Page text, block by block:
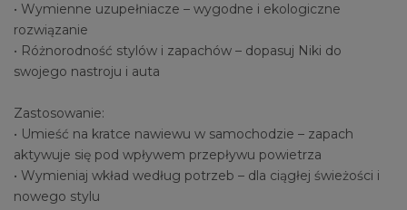
• Wymienne uzupełniacze – wygodne i ekologiczne
rozwiązanie
• Różnorodność stylów i zapachów – dopasuj Niki do
swojego nastroju i auta
Zastosowanie:
• Umieść na kratce nawiewu w samochodzie – zapach
aktywuje się pod wpływem przepływu powietrza
• Wymieniaj wkład według potrzeb – dla ciągłej świeżości i
nowego stylu